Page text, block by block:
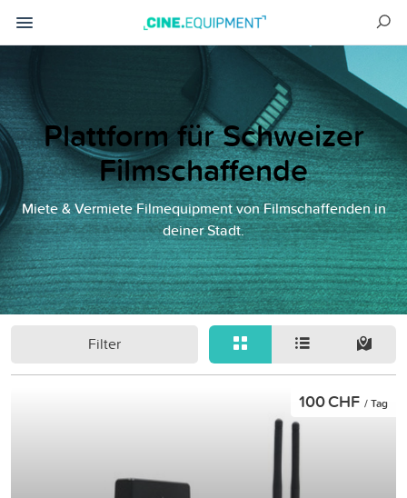
Plattform für Schweizer
Filmschaffende
Miete & Vermiete Filmequipment von Filmschaffenden in
deiner Stadt.
Filter
100 CHF / Tag